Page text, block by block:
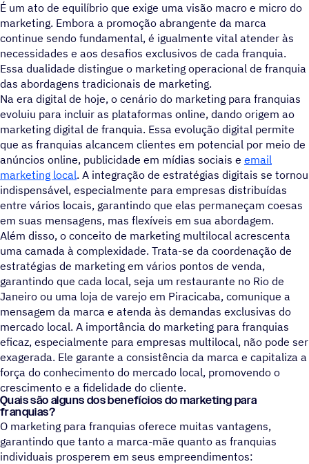
É um ato de equilíbrio que exige uma visão macro e micro do
marketing. Embora a promoção abrangente da marca
continue sendo fundamental, é igualmente vital atender às
necessidades e aos desafios exclusivos de cada franquia.
Essa dualidade distingue o marketing operacional de franquia
das abordagens tradicionais de marketing.
Na era digital de hoje, o cenário do marketing para franquias
evoluiu para incluir as plataformas online, dando origem ao
marketing digital de franquia. Essa evolução digital permite
que as franquias alcancem clientes em potencial por meio de
anúncios online, publicidade em mídias sociais e email
marketing local. A integração de estratégias digitais se tornou
indispensável, especialmente para empresas distribuídas
entre vários locais, garantindo que elas permaneçam coesas
em suas mensagens, mas flexíveis em sua abordagem.
Além disso, o conceito de marketing multilocal acrescenta
uma camada à complexidade. Trata-se da coordenação de
estratégias de marketing em vários pontos de venda,
garantindo que cada local, seja um restaurante no Rio de
Janeiro ou uma loja de varejo em Piracicaba, comunique a
mensagem da marca e atenda às demandas exclusivas do
mercado local. A importância do marketing para franquias
eficaz, especialmente para empresas multilocal, não pode ser
exagerada. Ele garante a consistência da marca e capitaliza a
força do conhecimento do mercado local, promovendo o
crescimento e a fidelidade do cliente.
Quais são alguns dos benefícios do marketing para
franquias?
O marketing para franquias oferece muitas vantagens,
garantindo que tanto a marca-mãe quanto as franquias
individuais prosperem em seus empreendimentos: